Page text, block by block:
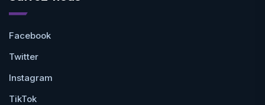
Facebook
Twitter
Instagram
TikTok